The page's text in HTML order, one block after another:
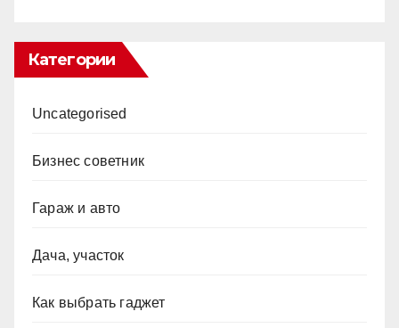
Категории
Uncategorised
Бизнес советник
Гараж и авто
Дача, участок
Как выбрать гаджет